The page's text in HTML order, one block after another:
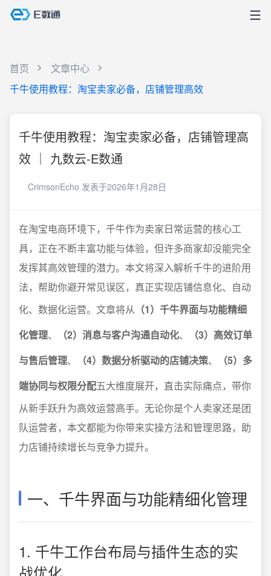
首页
文章中心
千牛使用教程：淘宝卖家必备，店铺管理高效
千牛使用教程：淘宝卖家必备，店铺管理高
效 ｜ 九数云-E数通
CrimsonEcho 发表于2026年1月28日
在淘宝电商环境下，千牛作为卖家日常运营的核心工
具，正在不断丰富功能与体验，但许多商家却没能完全
发挥其高效管理的潜力。本文将深入解析千牛的进阶用
法，帮助你避开常见误区，真正实现店铺信息化、自动
化、数据化运营。文章将从 （1）千牛界面与功能精细
化管理、 （2）消息与客户沟通自动化、
（3）高效订单
与售后管理、 （4）数据分析驱动的店铺决策、
（5）多
端协同与权限分配五大维度展开，直击实际痛点，带你
从新手跃升为高效运营高手。无论你是个人卖家还是团
队运营者，本文都能为你带来实操方法和管理思路，助
力店铺持续增长与竞争力提升。
一、千牛界面与功能精细化管理
1. 千牛工作台布局与插件生态的实